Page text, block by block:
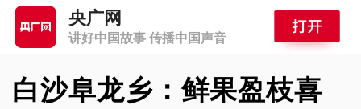
央广网
讲好中国故事 传播中国声音
白沙阜龙乡：鲜果盈枝喜